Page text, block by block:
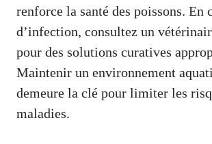
renforce la santé des poissons. En
d’infection, consultez un
pour des solutions curatives
Maintenir un environnement
demeure la clé pour limiter les
maladies.